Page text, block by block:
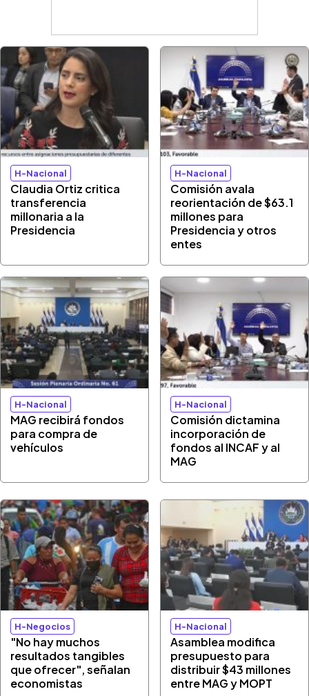
H-Nacional
Claudia Ortiz critica
transferencia
millonaria a la
Presidencia
H-Nacional
Comisión avala
reorientación de $63.1
millones para
Presidencia y otros
entes
H-Nacional
MAG recibirá fondos
para compra de
vehículos
H-Nacional
Comisión dictamina
incorporación de
fondos al INCAF y al
MAG
H-Negocios
"No hay muchos
resultados tangibles
que ofrecer", señalan
economistas
H-Nacional
Asamblea modifica
presupuesto para
distribuir $43 millones
entre MAG y MOPT